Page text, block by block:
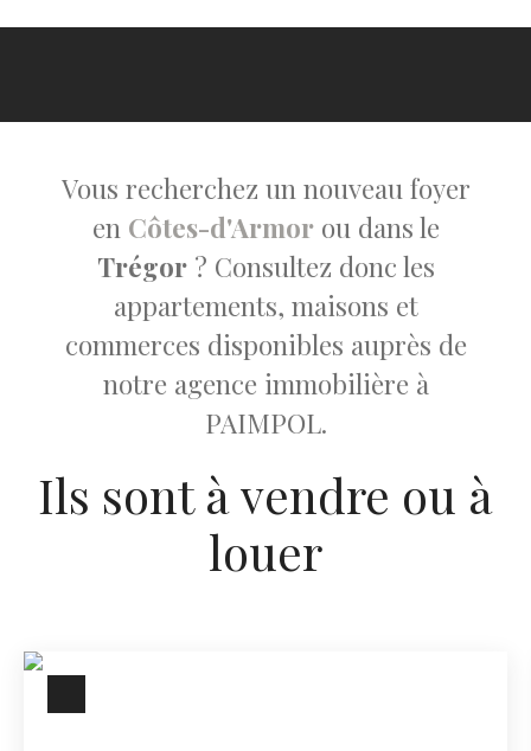
Vous recherchez un nouveau foyer
en Côtes-d'Armorou dans le
Trégor? Consultez donc les
appartements, maisons et
commerces disponibles auprès de
notre agence immobilière à
PAIMPOL.
Ils sont à vendre ou à
louer